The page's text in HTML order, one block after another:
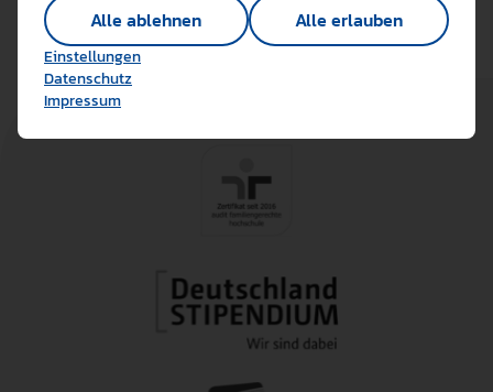
Alle ablehnen Alle erlauben
Einstellungen
Datenschutz
Impressum
Technisch notwendig (1)
Hier sind alle technisch
Analyse / Statistiken (1)
Einstellungen speichern